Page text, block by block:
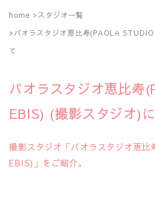
home
スタジオ一覧
パオラスタジオ恵比寿(PAOLA
て
パオラスタジオ恵比寿
EBIS) (撮影スタジオ)
撮影スタジオ「パオラスタジオ恵
EBIS)」をご紹介。